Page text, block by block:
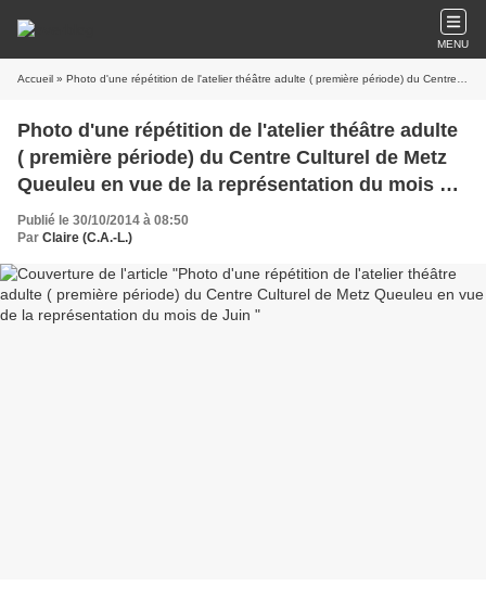
MENU
Accueil » Photo d'une répétition de l'atelier théâtre adulte ( première période) du Centre Culturel de Metz Queuleu en vue de la représentation du mois de Juin
Photo d'une répétition de l'atelier théâtre adulte
( première période) du Centre Culturel de Metz
Queuleu en vue de la représentation du mois de
Juin
Publié le 30/10/2014 à 08:50
Par Claire (C.A.-L.)